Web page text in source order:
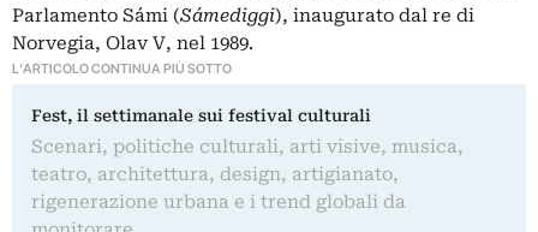
Parlamento Sámi (Sámediggi), inaugurato dal re di
Norvegia, Olav V, nel 1989.
L'ARTICOLO CONTINUA PIÙ SOTTO
Fest, il settimanale sui festival culturali
Scenari, politiche culturali, arti visive, musica,
teatro, architettura, design, artigianato,
rigenerazione urbana e i trend globali da